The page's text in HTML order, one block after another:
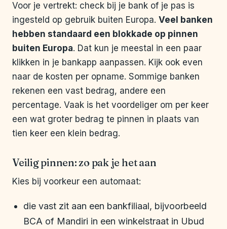
Voor je vertrekt: check bij je bank of je pas is
ingesteld op gebruik buiten Europa. Veel banken
hebben standaard een blokkade op pinnen
buiten Europa. Dat kun je meestal in een paar
klikken in je bankapp aanpassen. Kijk ook even
naar de kosten per opname. Sommige banken
rekenen een vast bedrag, andere een
percentage. Vaak is het voordeliger om per keer
een wat groter bedrag te pinnen in plaats van
tien keer een klein bedrag.
Veilig pinnen: zo pak je het aan
Kies bij voorkeur een automaat:
die vast zit aan een bankfiliaal, bijvoorbeeld
BCA of Mandiri in een winkelstraat in Ubud